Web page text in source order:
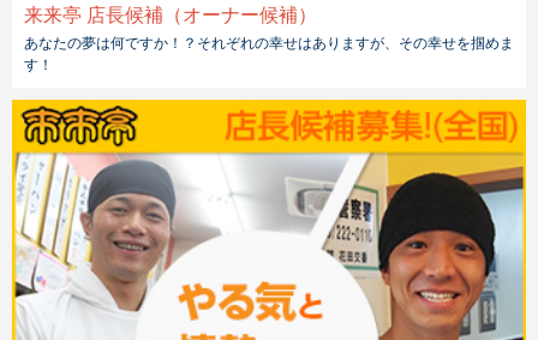
来来亭 店長候補（オーナー候補）
あなたの夢は何ですか！？それぞれの幸せはありますが、その幸せを掴めま
す！